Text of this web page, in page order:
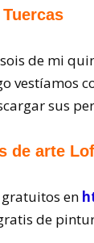
de mi
vestíamos
sus
de arte
en
de